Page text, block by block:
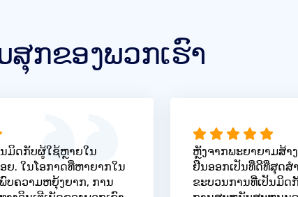
ກຂອງພວກເຮົາ
ນມິດກັບຜູ້ໃຊ້ຫຼາຍໃນ
ຍ. ໃນໂອກາດທີ່ຫາຍາກໃນ
ພົບຄວາມຫຍຸ້ງຍາກ, ການ
ຫຼັງຈາກພະຍາຍາມສ້າງ
ຢືນອອກເປັນທີ່ດີທີ່ສຸດສໍ
ຂະບວນການທີ່ເປັນມິດ